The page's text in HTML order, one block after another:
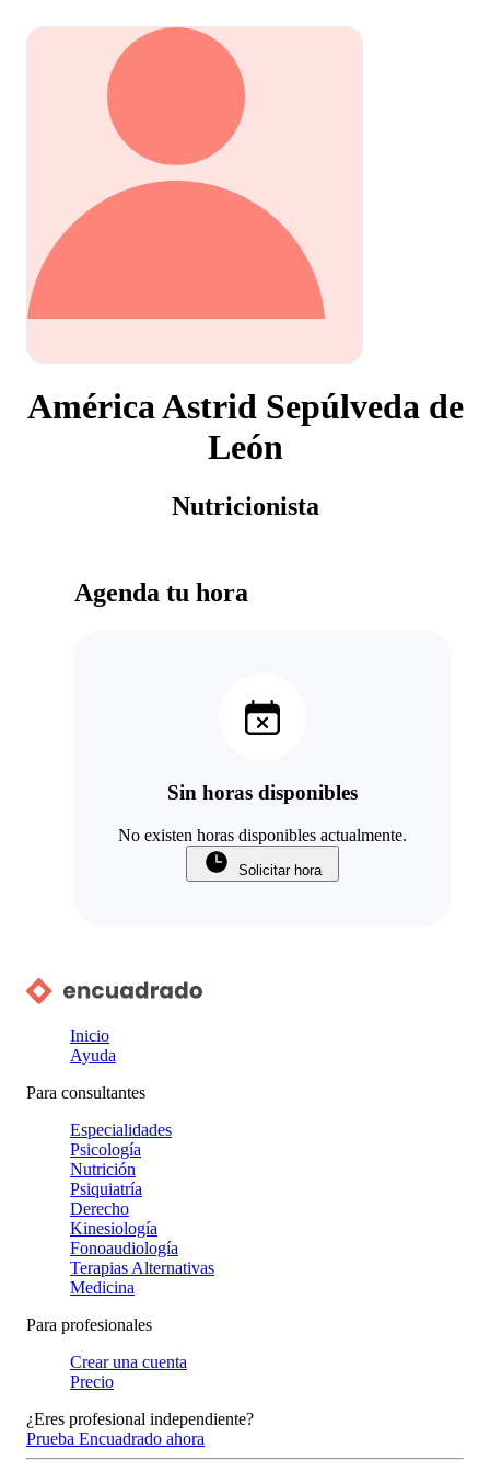
América Astrid Sepúlveda de
León
Nutricionista
Agenda tu hora
Sin horas disponibles
No existen horas disponibles actualmente.
Solicitar hora
Inicio
Ayuda
Para consultantes
Especialidades
Psicología
Nutrición
Psiquiatría
Derecho
Kinesiología
Fonoaudiología
Terapias Alternativas
Medicina
Para profesionales
Crear una cuenta
Precio
¿Eres profesional independiente?
Prueba Encuadrado ahora